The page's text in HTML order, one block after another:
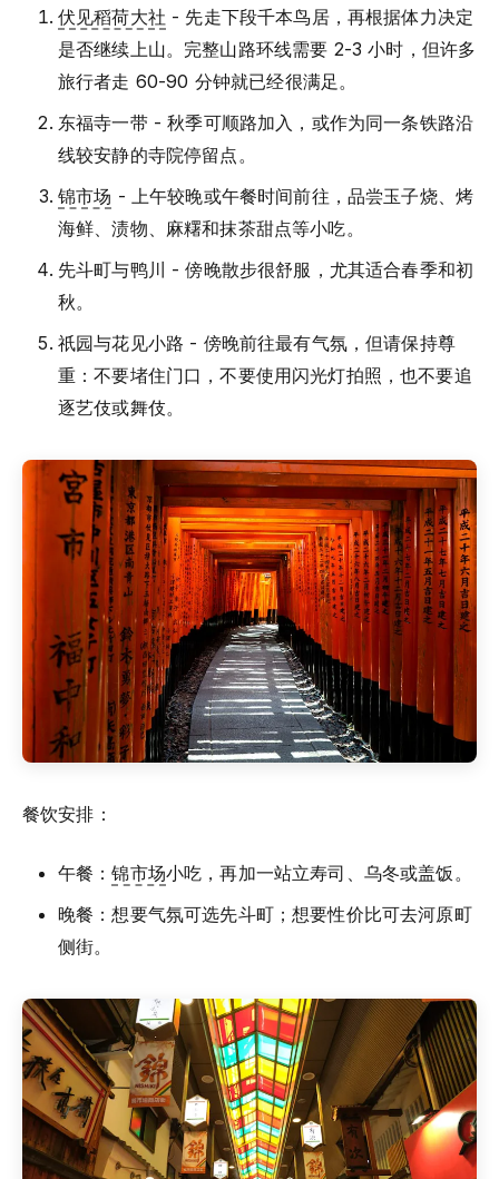
伏见稻荷大社 - 先走下段千本鸟居，再根据体力决定
是否继续上山。完整山路环线需要 2-3 小时，但许多
旅行者走 60-90 分钟就已经很满足。
东福寺一带 - 秋季可顺路加入，或作为同一条铁路沿
线较安静的寺院停留点。
锦市场 - 上午较晚或午餐时间前往，品尝玉子烧、烤
海鲜、渍物、麻糬和抹茶甜点等小吃。
先斗町与鸭川 - 傍晚散步很舒服，尤其适合春季和初
秋。
祇园与花见小路 - 傍晚前往最有气氛，但请保持尊
重：不要堵住门口，不要使用闪光灯拍照，也不要追
逐艺伎或舞伎。
餐饮安排：
午餐：锦市场小吃，再加一站立寿司、乌冬或盖饭。
晚餐：想要气氛可选先斗町；想要性价比可去河原町
侧街。